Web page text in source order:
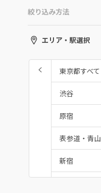
絞り込み方法
エリア・駅選択
東京都すべて
渋谷
原宿
表参道・青山
新宿